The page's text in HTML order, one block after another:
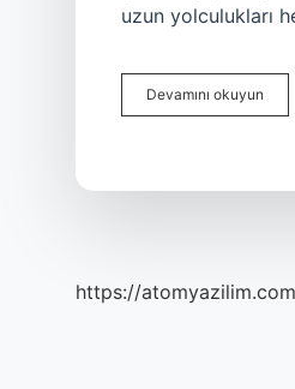
uzun yolculukları
Devamını okuyun
Ler
https://